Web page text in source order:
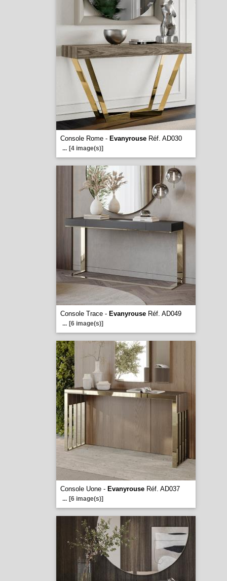
Console Rome - EvanyrouseRéf. AD030
... [4 image(s)]
Console Trace - EvanyrouseRéf. AD049
... [6 image(s)]
Console Uone - EvanyrouseRéf. AD037
... [6 image(s)]